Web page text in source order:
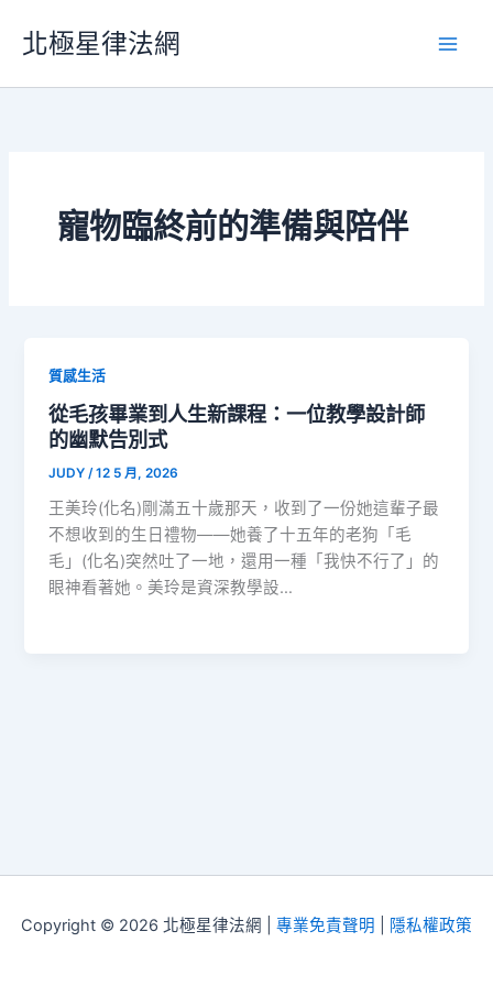
要
北極星律法網
寵物臨終前的準備與陪伴
質感生活
從毛孩畢業到人生新課程：一位教學設計師
的幽默告別式
JUDY /12 5 月, 2026
王美玲(化名)剛滿五十歲那天，收到了一份她這輩子最
不想收到的生日禮物——她養了十五年的老狗「毛
毛」(化名)突然吐了一地，還用一種「我快不行了」的
眼神看著她。美玲是資深教學設…
Copyright © 2026 北極星律法網 | 專業免責聲明 隱私權政策